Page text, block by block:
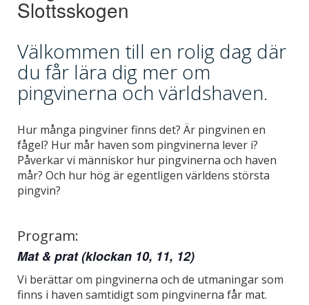
Slottsskogen
Välkommen till en rolig dag där
du får lära dig mer om
pingvinerna och världshaven.
Hur många pingviner finns det? Är pingvinen en
fågel? Hur mår haven som pingvinerna lever i?
Påverkar vi människor hur pingvinerna och haven
mår? Och hur hög är egentligen världens största
pingvin?
Program:
Mat & prat (klockan 10, 11, 12)
Vi berättar om pingvinerna och de utmaningar som
finns i haven samtidigt som pingvinerna får mat.